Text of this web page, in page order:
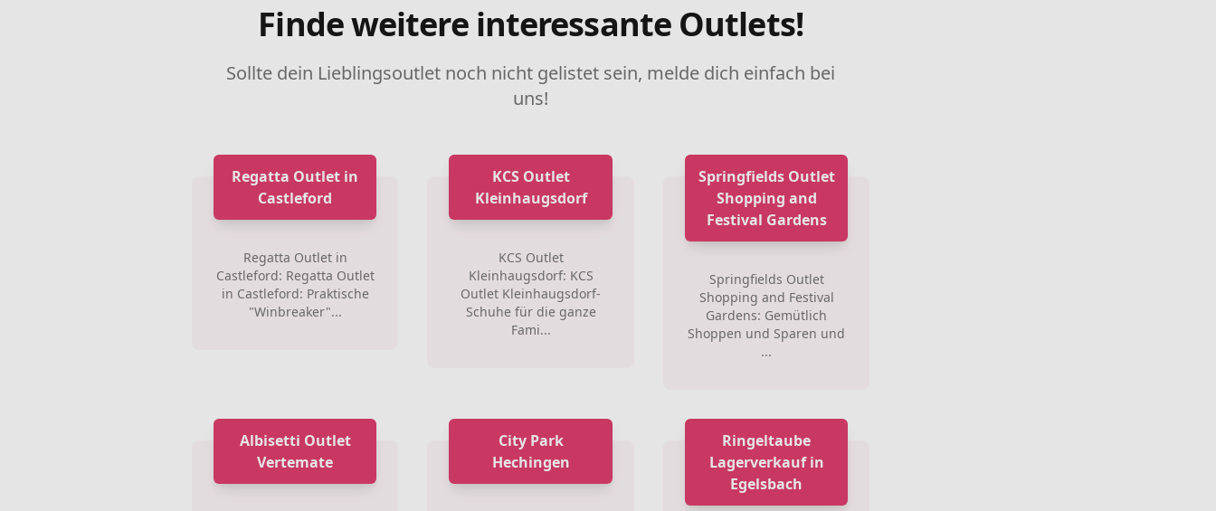
Finde weitere interessante Outlets!
Sollte dein Lieblingsoutlet noch nicht gelistet sein, melde dich einfach bei
uns!
Regatta Outlet in
Castleford
Regatta Outlet in
Castleford: Regatta Outlet
in Castleford: Praktische
"Winbreaker"...
KCS Outlet
Kleinhaugsdorf
KCS Outlet
Kleinhaugsdorf: KCS
Outlet Kleinhaugsdorf-
Schuhe für die ganze
Fami...
Springfields Outlet
Shopping and
Festival Gardens
Springfields Outlet
Shopping and Festival
Gardens: Gemütlich
Shoppen und Sparen und
...
Albisetti Outlet
Vertemate
City Park
Hechingen
Ringeltaube
Lagerverkauf in
Egelsbach